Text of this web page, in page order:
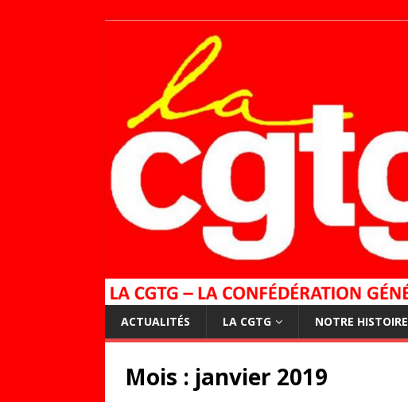
ACTUALITÉS LA CGTG NOTRE HISTOIRE
Mois : janvier 2019